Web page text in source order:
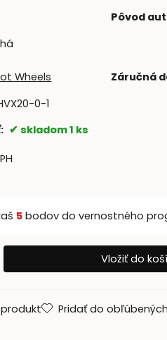
Pôvod
Wheels Záručná
0-1
skladom 1 ks
5 bodov do vernostného
Pridať do obľúbených